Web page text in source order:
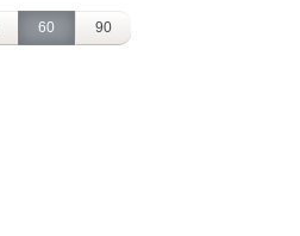
60 90